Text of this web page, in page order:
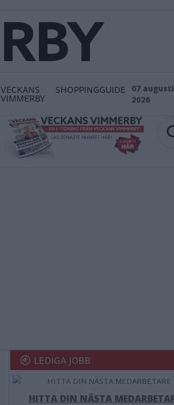
VECKANS
VIMMERBY
SHOPPINGGUIDE
07 augusti
2026
LEDIGA JOBB
HITTA DIN NÄSTA